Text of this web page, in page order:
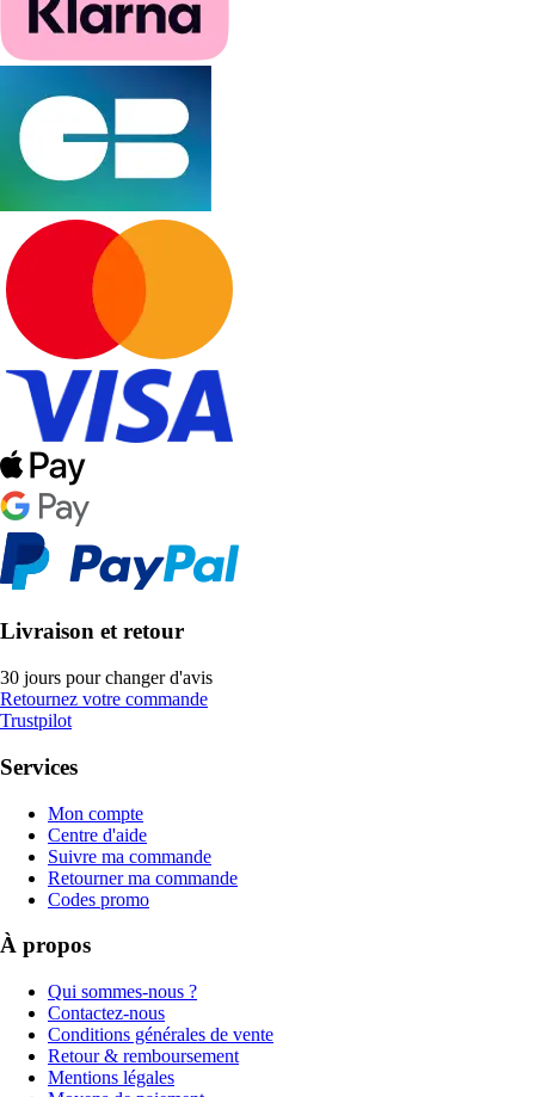
Livraison et retour
30 jours pour changer d'avis
Retournez votre commande
Trustpilot
Services
Mon compte
Centre d'aide
Suivre ma commande
Retourner ma commande
Codes promo
À propos
Qui sommes-nous ?
Contactez-nous
Conditions générales de vente
Retour & remboursement
Mentions légales